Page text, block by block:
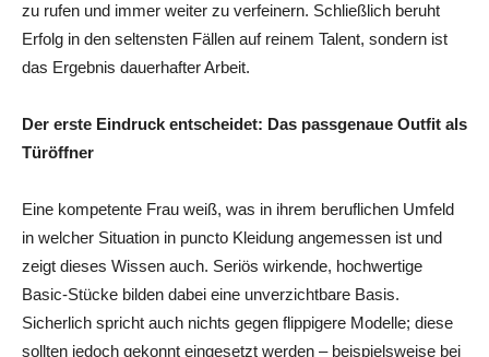
zu rufen und immer weiter zu verfeinern. Schließlich beruht
Erfolg in den seltensten Fällen auf reinem Talent, sondern ist
das Ergebnis dauerhafter Arbeit.
Der erste Eindruck entscheidet: Das passgenaue Outfit als
Türöffner
Eine kompetente Frau weiß, was in ihrem beruflichen Umfeld
in welcher Situation in puncto Kleidung angemessen ist und
zeigt dieses Wissen auch. Seriös wirkende, hochwertige
Basic-Stücke bilden dabei eine unverzichtbare Basis.
Sicherlich spricht auch nichts gegen flippigere Modelle; diese
sollten jedoch gekonnt eingesetzt werden – beispielsweise bei